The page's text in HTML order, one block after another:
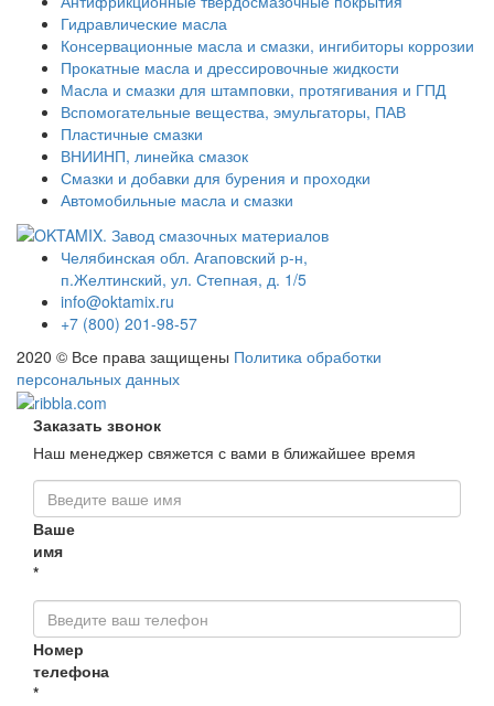
Гидравлические масла
Консервационные масла и смазки, ингибиторы коррозии
Прокатные масла и дрессировочные жидкости
Масла и смазки для штамповки, протягивания и ГПД
Вспомогательные вещества, эмульгаторы, ПАВ
Пластичные смазки
ВНИИНП, линейка смазок
Смазки и добавки для бурения и проходки
Автомобильные масла и смазки
Челябинская обл. Агаповский р-н,
п.Желтинский, ул. Степная, д. 1/5
info@oktamix.ru
+7 (800) 201-98-57
2020 © Все права защищены Политика обработки
персональных данных
Заказать звонок
Наш менеджер свяжется с вами в ближайшее время
Ваше
имя
*
Номер
телефона
*